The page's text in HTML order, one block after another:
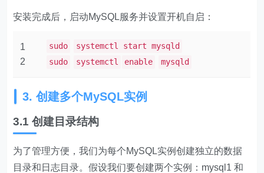
安装完成后，启动MySQL服务并设置开机自启：
1
2
sudo
systemctl start mysqld
sudo
systemctl enable mysqld
3. 创建多个MySQL实例
3.1 创建目录结构
为了管理方便，我们为每个MySQL实例创建独立的数据
目录和日志目录。假设我们要创建两个实例：​​mysql1​​ 和 ​​